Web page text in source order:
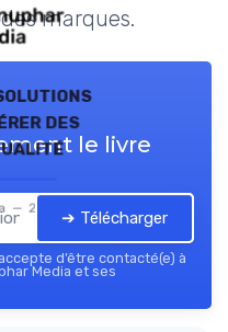
marques.
des
— 2026
le livre
➔ Télécharger
d’être contacté(e) à
Media et ses